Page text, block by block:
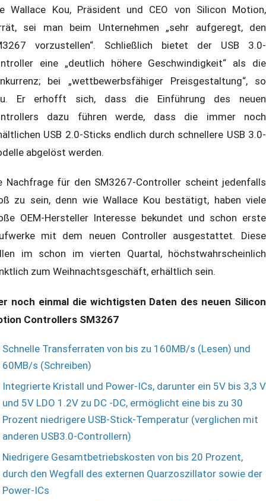
Wallace Kou, Präsident und CEO von Silicon Motion,
sei man beim Unternehmen „sehr aufgeregt, den
vorzustellen“. Schließlich bietet der USB 3.0-
eine „deutlich höhere Geschwindigkeit“ als die
bei „wettbewerbsfähiger Preisgestaltung“, so
Er erhofft sich, dass die Einführung des neuen
dazu führen werde, dass die immer noch
USB 2.0-Sticks endlich durch schnellere USB 3.0-
abgelöst werden.
Nachfrage für den SM3267-Controller scheint jedenfalls
zu sein, denn wie Wallace Kou bestätigt, haben viele
OEM-Hersteller Interesse bekundet und schon erste
mit dem neuen Controller ausgestattet. Diese
im schon im vierten Quartal, höchstwahrscheinlich
zum Weihnachtsgeschäft, erhältlich sein.
noch einmal die wichtigsten Daten des neuen Silicon
Controllers SM3267
Schnelle Transferraten von bis zu 160MB/s (Lesen) und
60MB/s (Schreiben)
Integrierte Kristall und Power-ICs, darunter ein 5V bis 3,3 V
und 5V LDO 1.2V zu DC -DC, ermöglicht eine bis zu 30
Prozent niedrigere USB-Stick-Temperatur (verglichen mit
anderen USB3.0-Controllern)
Niedrigere Gesamtbetriebskosten von bis 20 Prozent,
durch den Wegfall des externen Quarzoszillator sowie der
Power-ICs